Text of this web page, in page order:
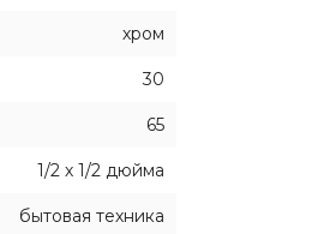
хром
30
65
1/2 х 1/2 дюйма
бытовая техника